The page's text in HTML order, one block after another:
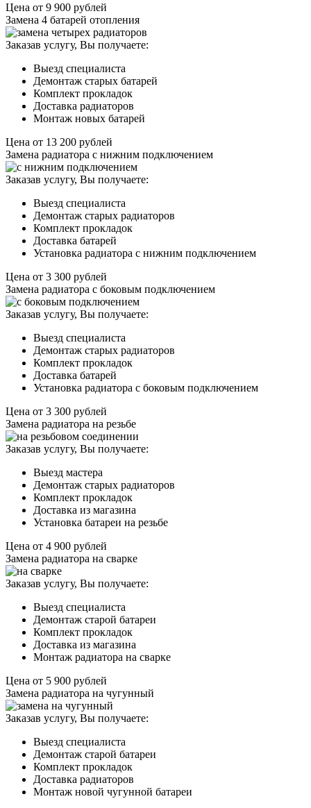
Цена от 9 900 рублей
Замена 4 батарей отопления
Заказав услугу, Вы получаете:
Выезд специалиста
Демонтаж старых батарей
Комплект прокладок
Доставка радиаторов
Монтаж новых батарей
Цена от 13 200 рублей
Замена радиатора с нижним подключением
Заказав услугу, Вы получаете:
Выезд специалиста
Демонтаж старых радиаторов
Комплект прокладок
Доставка батарей
Установка радиатора с нижним подключением
Цена от 3 300 рублей
Замена радиатора с боковым подключением
Заказав услугу, Вы получаете:
Выезд специалиста
Демонтаж старых радиаторов
Комплект прокладок
Доставка батарей
Установка радиатора с боковым подключением
Цена от 3 300 рублей
Замена радиатора на резьбе
Заказав услугу, Вы получаете:
Выезд мастера
Демонтаж старых радиаторов
Комплект прокладок
Доставка из магазина
Установка батареи на резьбе
Цена от 4 900 рублей
Замена радиатора на сварке
Заказав услугу, Вы получаете:
Выезд специалиста
Демонтаж старой батареи
Комплект прокладок
Доставка из магазина
Монтаж радиатора на сварке
Цена от 5 900 рублей
Замена радиатора на чугунный
Заказав услугу, Вы получаете:
Выезд специалиста
Демонтаж старой батареи
Комплект прокладок
Доставка радиаторов
Монтаж новой чугунной батареи